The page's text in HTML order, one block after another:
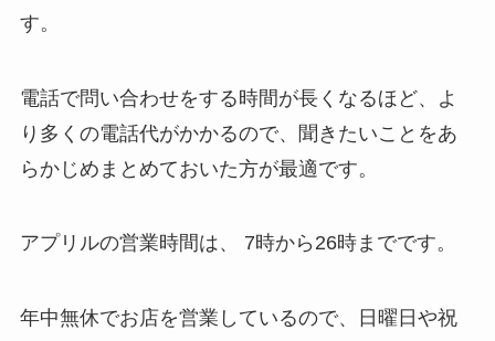
す。
電話で問い合わせをする時間が長くなるほど、よ
り多くの電話代がかかるので、聞きたいことをあ
らかじめまとめておいた方が最適です。
アプリルの営業時間は、 7時から26時までです。
年中無休でお店を営業しているので、日曜日や祝